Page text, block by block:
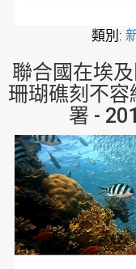
類別:
聯合國在埃
珊瑚礁刻不
署 -